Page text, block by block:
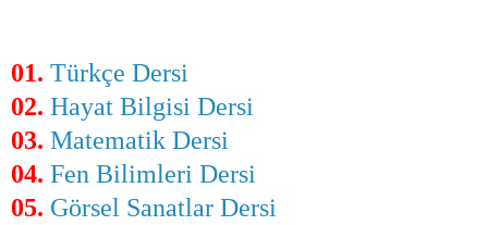
01. Türkçe Dersi
02. Hayat Bilgisi Dersi
03. Matematik Dersi
04. Fen Bilimleri Dersi
05. Görsel Sanatlar Dersi